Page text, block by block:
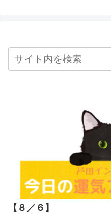
【８／６ 】